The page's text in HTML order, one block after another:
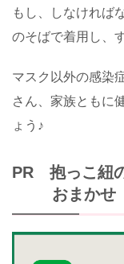
もし、しなければ
のそばで着用し、
マスク以外の感染
さん、家族ともに
ょう♪
PR 抱っこ紐
おまかせ